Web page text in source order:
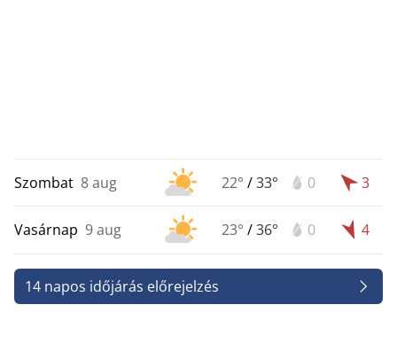
Szombat 8 aug 22° /33° 0 3
Vasárnap 9 aug 23° /36° 0 4
14 napos időjárás előrejelzés